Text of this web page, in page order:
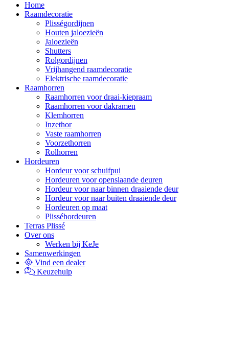
Home
Raamdecoratie
Plisségordijnen
Houten jaloezieën
Jaloezieën
Shutters
Rolgordijnen
Vrijhangend raamdecoratie
Elektrische raamdecoratie
Raamhorren
Raamhorren voor draai-kiepraam
Raamhorren voor dakramen
Klemhorren
Inzethor
Vaste raamhorren
Voorzethorren
Rolhorren
Hordeuren
Hordeur voor schuifpui
Hordeuren voor openslaande deuren
Hordeur voor naar binnen draaiende deur
Hordeur voor naar buiten draaiende deur
Hordeuren op maat
Plisséhordeuren
Terras Plissé
Over ons
Werken bij KeJe
Samenwerkingen
Vind een dealer
Keuzehulp